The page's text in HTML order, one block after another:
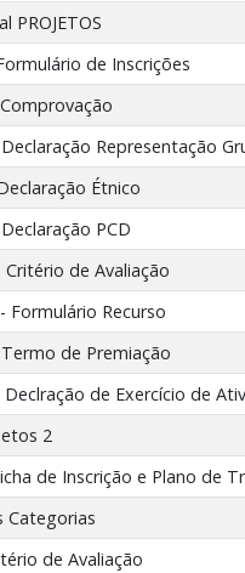
PROJETOS
de Inscrições
Representação
Étnico
PCD
Critério de Avaliação
Formulário Recurso
Termo de Premiação
Declração de Exercício de
2
de Inscrição e Plano de
Categorias
de Avaliação